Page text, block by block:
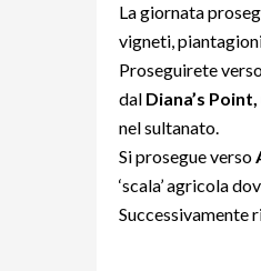
La giornata
vigneti,
Proseguirete
dal Diana’s Point,
nel sultanato.
Si prosegue verso
‘scala’ agricola
Successivamente